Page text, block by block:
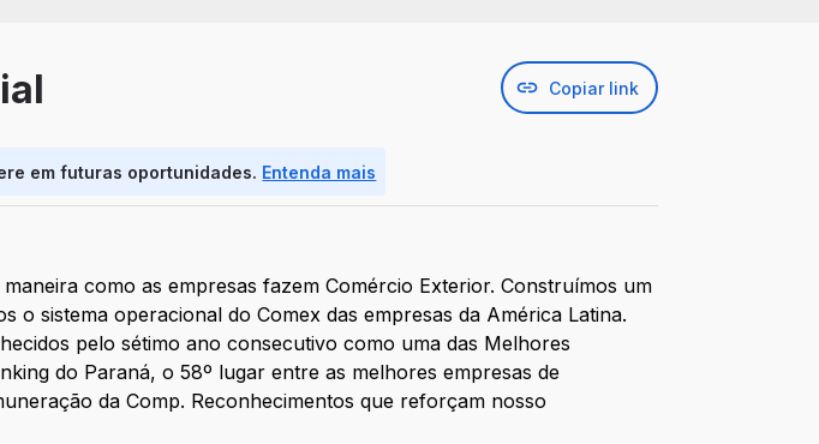
Copiar link
em futuras oportunidades. Entenda mais
como as empresas fazem Comércio Exterior. Construímos um
o sistema operacional do Comex das empresas da América Latina.
pelo sétimo ano consecutivo como uma das Melhores
do Paraná, o 58º lugar entre as melhores empresas de
da Comp. Reconhecimentos que reforçam nosso